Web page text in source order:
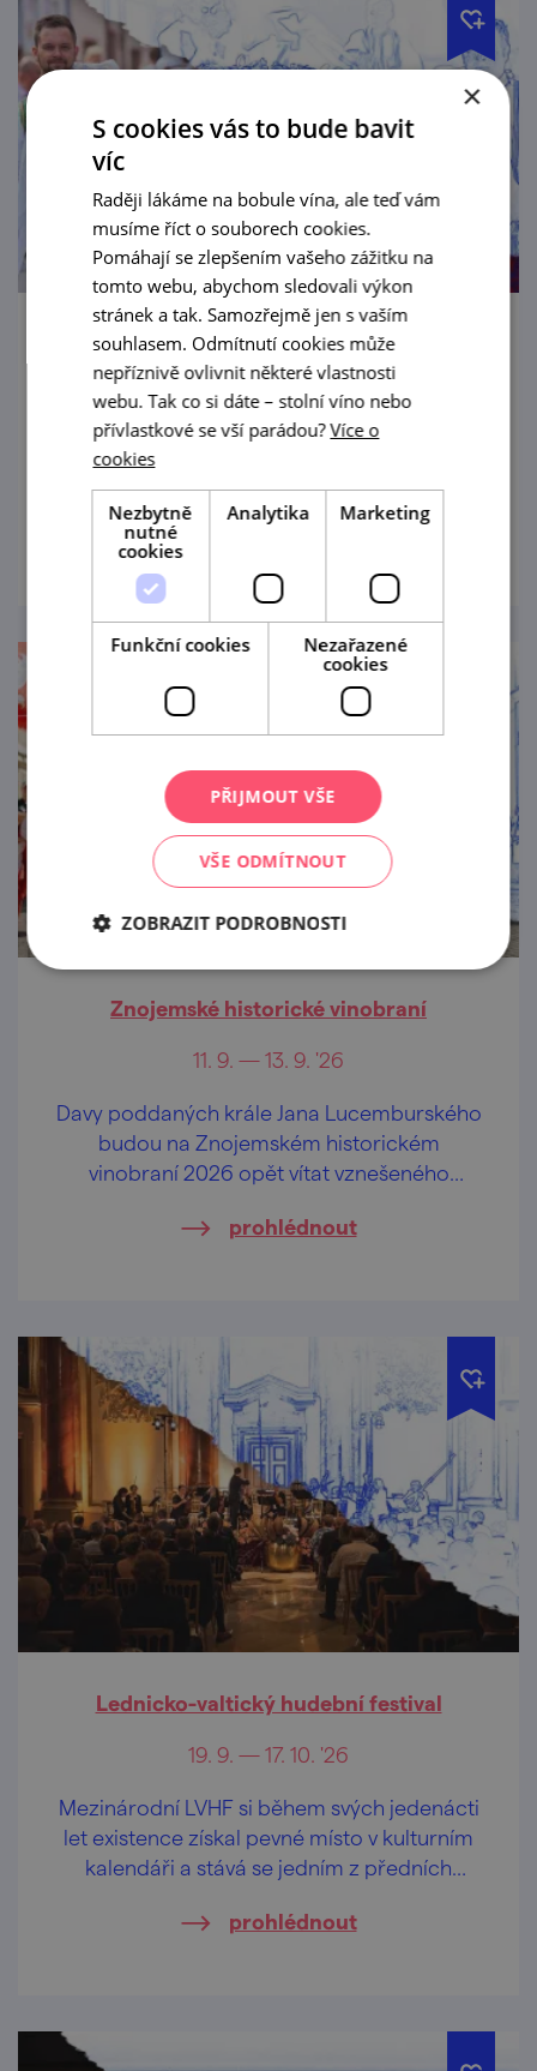
Pálavské vinobraní
11. 9. — 13. 9. '26
Mikulov, město s vůní jihu, vás zve na
prohlédnout
Znojemské historické vinobraní
11. 9. — 13. 9. '26
Davy poddaných krále Jana Lucemburského
budou na Znojemském historickém
vinobraní 2026 opět vítat vznešeného
oslavovat jiskřivé víno, lahodný burčák a
prohlédnout
Lednicko-valtický hudební festival
19. 9. — 17. 10. '26
Mezinárodní LVHF si během svých jedenácti
let existence získal pevné místo v kulturním
kalendáři a stává se jedním z předních
prohlédnout
×
S cookies vás to bude bavit
víc
Raději lákáme na bobule vína, ale teď vám
musíme říct o souborech cookies.
Pomáhají se zlepšením vašeho zážitku na
tomto webu, abychom sledovali výkon
stránek a tak. Samozřejmě jen s vaším
souhlasem. Odmítnutí cookies může
nepříznivě ovlivnit některé vlastnosti
webu. Tak co si dáte – stolní víno nebo
přívlastkové se vší parádou?Více o
cookies
Nezbytně
nutné
cookies
Analytika Marketing
Funkční cookies
Nezařazené
cookies
PŘIJMOUT VŠE
VŠE ODMÍTNOUT
ZOBRAZIT PODROBNOSTI